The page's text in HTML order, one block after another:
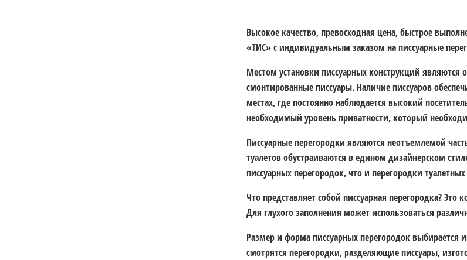
Высокое качество, превосходная цена, быстрое
«ТИС» с индивидуальным заказом на писсуарные
Местом установки писсуарных конструкций
смонтированные писсуары. Наличие писсуаров
местах, где постоянно наблюдается высокий
необходимый уровень приватности, который
Писсуарные перегородки являются неотъемлемой
туалетов обустраиваются в едином дизайнерском
писсуарных перегородок, что и перегородки
Что представляет собой писсуарная перегородка?
Для глухого заполнения может использоваться
Размер и форма писсуарных перегородок
смотрятся перегородки, разделяющие писсуары,